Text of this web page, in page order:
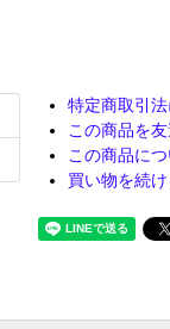
特定商取引法
この商品を
この商品に
買い物を続け